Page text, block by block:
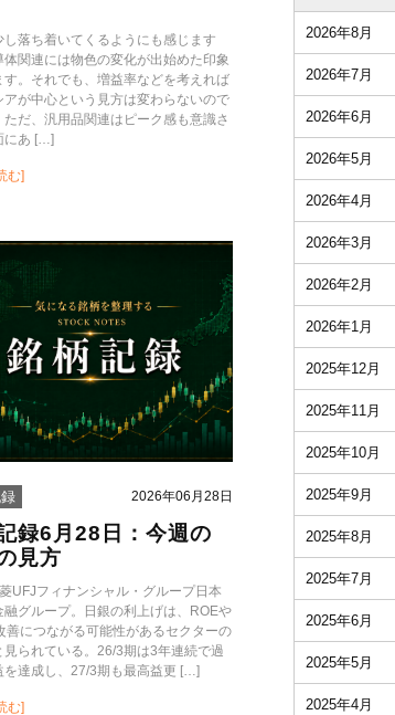
し落ち着いてくるようにも感じます
体関連には物色の変化が出始めた印象
す。それでも、増益率などを考えれば
アが中心という見方は変わらないので
ただ、汎用品関連はピーク感も意識さ
にあ […]
む]
2026年06月28日
録6月28日：今週の
見方
UFJフィナンシャル・グループ日本
融グループ。日銀の利上げは、ROEや
善につながる可能性があるセクターの
見られている。26/3期は3年連続で過
を達成し、27/3期も最高益更 […]
む]
2026年8月
2026年7月
2026年6月
2026年5月
2026年4月
2026年3月
2026年2月
2026年1月
2025年12月
2025年11月
2025年10月
2025年9月
2025年8月
2025年7月
2025年6月
2025年5月
2025年4月